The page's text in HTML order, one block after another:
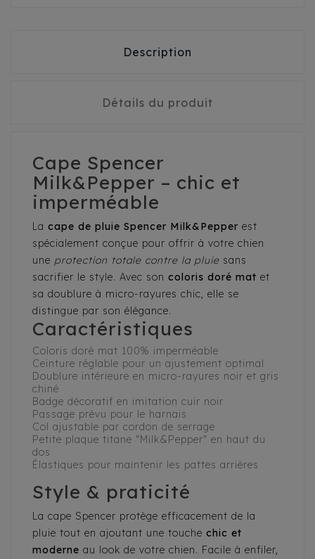
Description
Détails du produit
Cape Spencer
Milk&Pepper – chic et
imperméable
La cape de pluie Spencer Milk&Pepper est
spécialement conçue pour offrir à votre chien
une protection totale contre la pluie sans
sacrifier le style. Avec son coloris doré mat et
sa doublure à micro-rayures chic, elle se
distingue par son élégance.
Caractéristiques
Coloris doré mat 100% imperméable
Ceinture réglable pour un ajustement optimal
Doublure intérieure en micro-rayures noir et gris
chiné
Badge décoratif en imitation cuir noir
Passage prévu pour le harnais
Col ajustable par cordon de serrage
Petite plaque titane "Milk&Pepper" en haut du
dos
Élastiques pour maintenir les pattes arrières
Style & praticité
La cape Spencer protège efficacement de la
pluie tout en ajoutant une touche chic et
moderne au look de votre chien. Facile à enfiler,